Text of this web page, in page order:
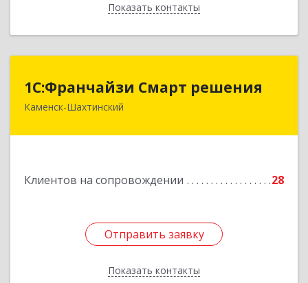
Показать контакты
Назад
1С:Франчайзи Смарт решения
Каменск-Шахтинский
Клиентов на сопровождении 28
Отправить заявку
Показать контакты
1С:Франчайзи Смарт решения
347800, Ростовская обл, Каменск-Шахтинский г,
Отправить заявку
Назад